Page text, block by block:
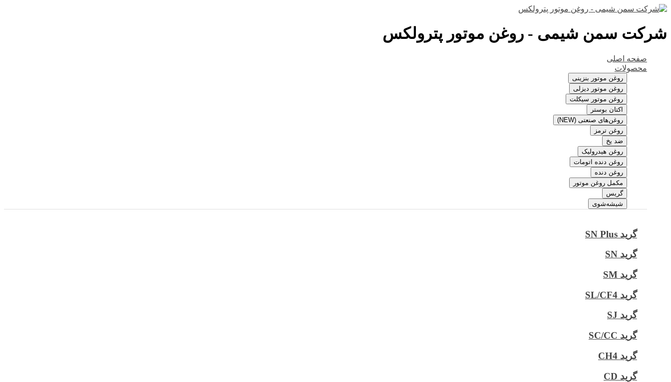
شرکت سمن شیمی - روغن موتور پترولکس
صفحه اصلی
محصولات
روغن موتور بنزینی
روغن موتور دیزلی
روغن موتور سیکلت
اکتان بوستر
روغن‌های صنعتی (NEW)
روغن ترمز
ضد یخ
روغن هیدرولیک
روغن دنده اتومات
روغن دنده
مکمل روغن موتور
گریس
شیشه‌شوی
گرید SN Plus
گرید SN
گرید SM
گرید SL/CF4
گرید SJ
گرید SC/CC
گرید CH4
گرید CD